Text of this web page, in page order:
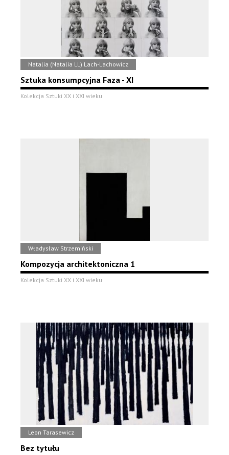
Natalia (Natalia LL) Lach-Lachowicz
Sztuka konsumpcyjna Faza - XI
Kolekcja Sztuki XX i XXI wieku
Władysław Strzemiński
Kompozycja architektoniczna 1
Kolekcja Sztuki XX i XXI wieku
Leon Tarasewicz
Bez tytułu